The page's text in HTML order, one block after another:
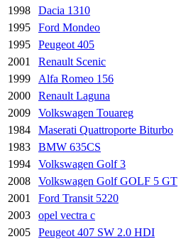
1998
Dacia 1310
1995
Ford Mondeo
1995
Peugeot 405
2001
Renault Scenic
1999
Alfa Romeo 156
2000
Renault Laguna
2009
Volkswagen Touareg
1984
Maserati Quattroporte Biturbo
1983
BMW 635CS
1994
Volkswagen Golf 3
2008
Volkswagen Golf GOLF 5 GT
2001
Ford Transit 5220
2003
opel vectra c
2005
Peugeot 407 SW 2.0 HDI